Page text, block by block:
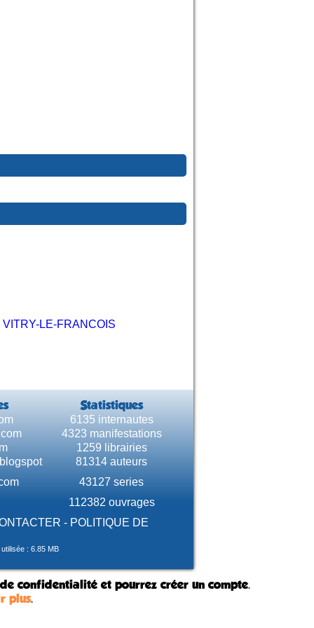
VITRY-LE-FRANCOIS
Statistiques
6135 internautes
4323 manifestations
1259 librairies
81314 auteurs
43127 series
112382 ouvrages
- POLITIQUE DE
: 6.85 MB
confidentialité et pourrez créer un compte.
plus.